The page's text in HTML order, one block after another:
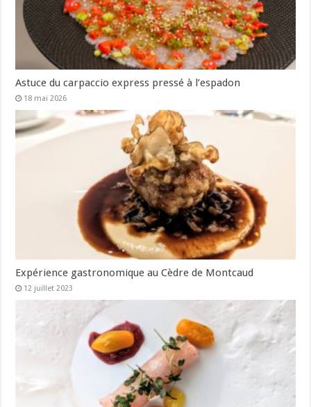
Astuce du carpaccio express pressé à l’espadon
18 mai 2026
Expérience gastronomique au Cèdre de Montcaud
12 juillet 2023